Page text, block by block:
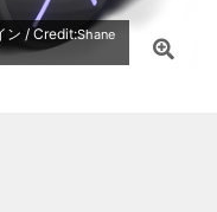
ン / Credit:Shane